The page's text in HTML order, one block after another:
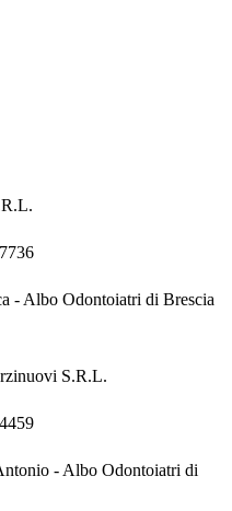
- Albo Odontoiatri di Brescia
S.R.L.
- Albo Odontoiatri di